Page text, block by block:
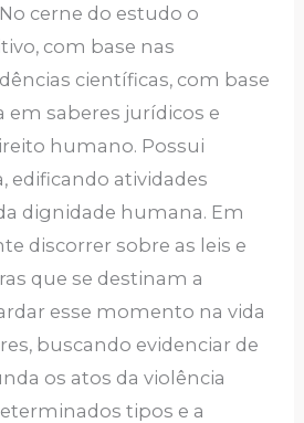
cerne do estudo o
com base nas
científicas, com base
em saberes jurídicos e
humano. Possui
edificando atividades
dignidade humana. Em
discorrer sobre as leis e
que se destinam a
esse momento na vida
buscando evidenciar de
os atos da violência
tipos e a